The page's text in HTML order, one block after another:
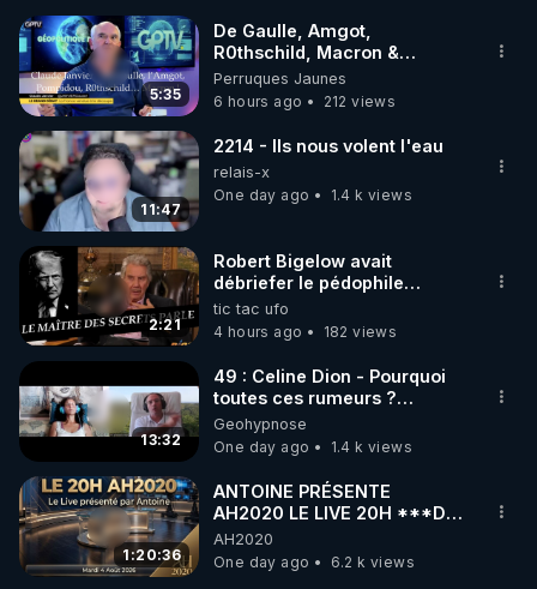
5:35
De Gaulle, Amgot,
R0thschild, Macron &
Pompidou… Macron Claude
Janvier, GPTV, 18 X 2024
Perruques Jaunes
6 hours ago
212 views
11:47
2214 - Ils nous volent l'eau
relais-x
One day ago
1.4 k views
2:21
Robert Bigelow avait
débriefer le pédophile
génocidaire de donald j
trump
tic tac ufo
4 hours ago
182 views
13:32
49 : Celine Dion - Pourquoi
toutes ces rumeurs ?
Enquête sous hypnose
Geohypnose
One day ago
1.4 k views
1:20:36
ANTOINE PRÉSENTE
AH2020 LE LIVE 20H ***DU
04/08/2026*** 📷LE
GRAND RÉVEIL EST EN
MARCHE 📷
AH2020
One day ago
6.2 k views